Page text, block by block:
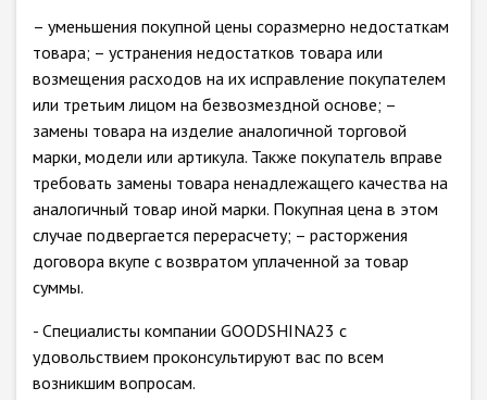
– уменьшения покупной цены соразмерно недостаткам
товара; – устранения недостатков товара или
возмещения расходов на их исправление покупателем
или третьим лицом на безвозмездной основе; –
замены товара на изделие аналогичной торговой
марки, модели или артикула. Также покупатель вправе
требовать замены товара ненадлежащего качества на
аналогичный товар иной марки. Покупная цена в этом
случае подвергается перерасчету; – расторжения
договора вкупе с возвратом уплаченной за товар
суммы.
- Специалисты компании GOODSHINA23 с
удовольствием проконсультируют вас по всем
возникшим вопросам.